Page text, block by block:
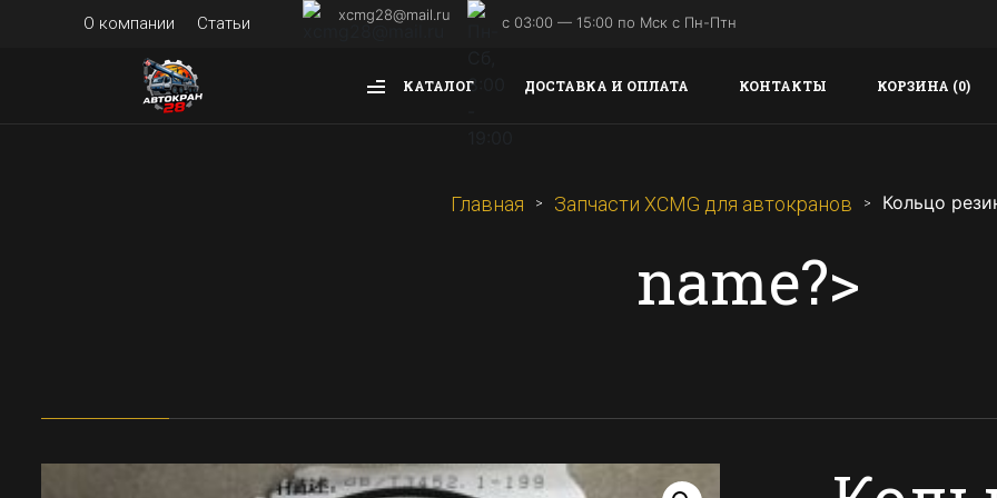
О компании Статьи xcmg28@mail.ru с 03:00 — 15:00 по Мск с Пн-Птн
КАТАЛОГ ДОСТАВКА И ОПЛАТА КОНТАКТЫ КОРЗИНА (0)
Главная Запчасти XCMG для автокранов Кольцо
name?>